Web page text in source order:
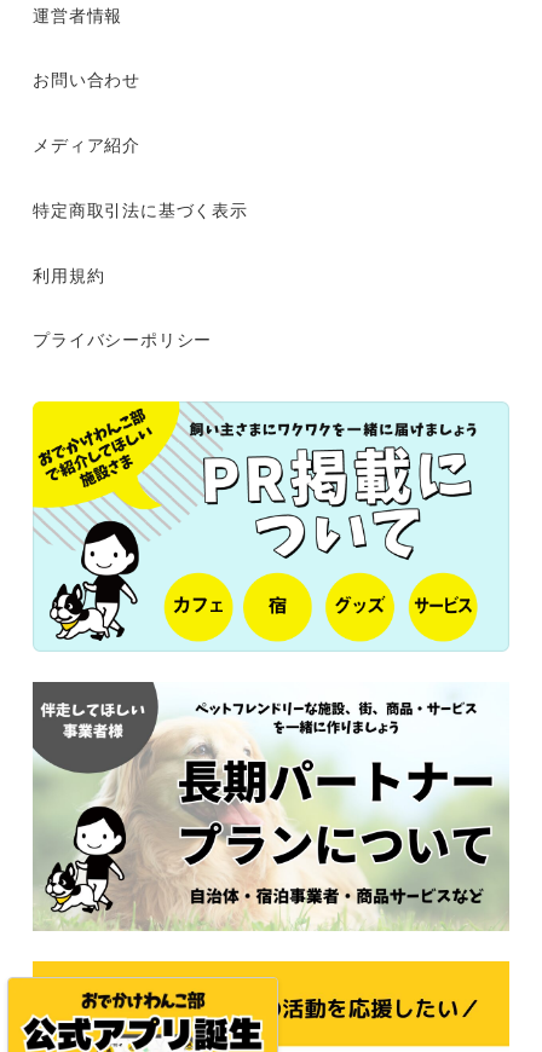
運営者情報
お問い合わせ
メディア紹介
特定商取引法に基づく表示
利用規約
プライバシーポリシー